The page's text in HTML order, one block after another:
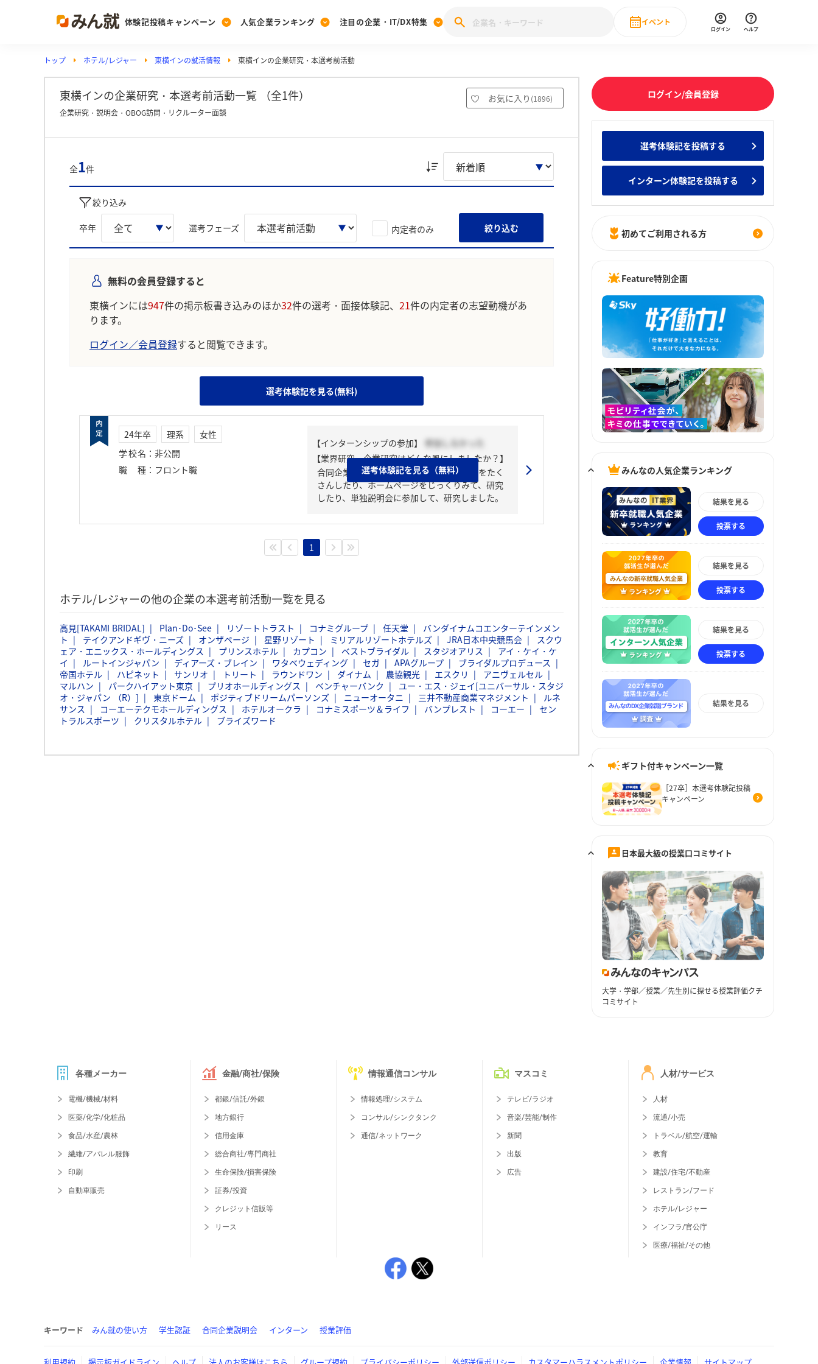
体験記投稿キャンペーン
Post
投稿する
[27卒] 本選考体験記投稿キャンペーン
人気企業ランキング
Ranking
ランキングを見る
Vote みんなの新卒就職人気企業ランキング みんなのインターン人気企業ランキ
注目の企業・IT/DX特集
PickUp
注目の企業特集
28卒 IT・DX現場社員インタビュー
イベント
直近のイベント一覧
ログイン ヘルプ
トップ ホテル/レジャー 東横インの就活情報 東横インの企業研究・本選考前活動
東横インの企業研究・本選考前活動一覧 （全1件） お気に入り (1896)
企業研究・説明会・OBOG訪問・リクルーター面談
全1件
絞り込み
卒年 選考フェーズ 内定者のみ 絞り込む
無料の会員登録すると
東横インには947件の掲示板書き込みのほか32件の選考・面接体験記、 21件の内定者の志望動機があ
ります。
ログイン／会員登録すると閲覧できます。
選考体験記を見る(無料)
24年卒 理系
女性
学校名 ： 非公開
職種 ： フロント職
【インターンシップの参加】
参加しなかった
【業界研究・企業研究はどんな風にしましたか？】
合同企業説明会で企業を知り、そこで質問をたく
さんしたり、ホームページをじっくりみて、研究
したり、単独説明会に参加して、研究しました。
選考体験記を見る（無料）
1
ホテル/レジャーの他の企業の本選考前活動一覧を見る
高見[TAKAMI BRIDAL] Plan･Do･See リゾートトラスト コナミグループ 任天堂
バンダイナムコエンターテインメン
ト
テイクアンドギヴ・ニーズ オンザページ 星野リゾート ミリアルリゾートホテルズ JRA日本中央競馬会
スクウ
ェア・エニックス・ホールディングス
プリンスホテル カプコン ベストブライダル スタジオアリス
アイ・ケイ・ケ
イ
ルートインジャパン ディアーズ・ブレイン ワタベウェディング セガ APAグループ
ブライダルプロデュース
帝国ホテル
ハピネット サンリオ トリート ラウンドワン ダイナム 農協観光 エスクリ
アニヴェルセル
マルハン
パークハイアット東京 プリオホールディングス ベンチャーバンク
ユー・エス・ジェイ[ユニバーサル・スタジ
オ・ジャパン （R）]
東京ドーム ポジティブドリームパーソンズ ニューオータニ 三井不動産商業マネジメント
ルネ
サンス
コーエーテクモホールディングス ホテルオークラ コナミスポーツ＆ライフ バンプレスト コーエー
セン
トラルスポーツ
クリスタルホテル ブライズワード
ログイン/会員登録
選考体験記を投稿する
インターン体験記を投稿する
初めてご利用される方
Feature特別企画
みんなの人気企業ランキング
結果を見る
投票する
結果を見る
投票する
結果を見る
投票する
結果を見る
ギフト付キャンペーン一覧
［27卒］本選考体験記投稿
キャンペーン
日本最大級の授業口コミサイト
大学・学部／授業／先生別に探せる授業評価クチ
コミサイト
各種メーカー
電機/機械/材料
医薬/化学/化粧品
食品/水産/農林
繊維/アパレル服飾
印刷
自動車販売
金融/商社/保険
都銀/信託/外銀
地方銀行
信用金庫
総合商社/専門商社
生命保険/損害保険
証券/投資
クレジット信販等
リース
情報通信コンサル
情報処理/システム
コンサル/シンクタンク
通信/ネットワーク
マスコミ
テレビ/ラジオ
音楽/芸能/制作
新聞
出版
広告
人材/サービス
人材
流通/小売
トラベル/航空/運輸
教育
建設/住宅/不動産
レストラン/フード
ホテル/レジャー
インフラ/官公庁
医療/福祉/その他
キーワード みん就の使い方 学生認証 合同企業説明会 インターン 授業評価